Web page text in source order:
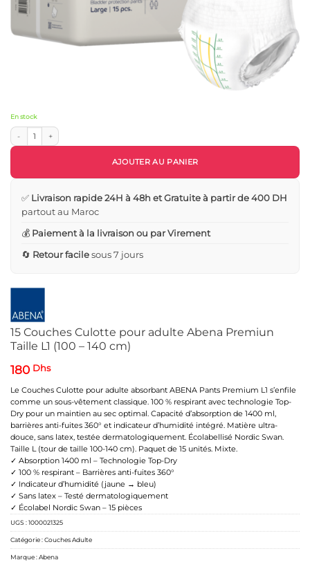
15 Couches Culotte pour adulte Abena Premiun
Taille L1 (100 – 140 cm)
180 Dhs
Le Couches Culotte pour adulte absorbant ABENA Pants Premium L1 s’enfile
comme un sous-vêtement classique. 100 % respirant avec technologie Top-
Dry pour un maintien au sec optimal. Capacité d’absorption de 1400 ml,
barrières anti-fuites 360° et indicateur d’humidité intégré. Matière ultra-
douce, sans latex, testée dermatologiquement. Écolabellisé Nordic Swan.
Taille L (tour de taille 100-140 cm). Paquet de 15 unités. Mixte.
✓ Absorption 1400 ml – Technologie Top-Dry
✓ 100 % respirant – Barrières anti-fuites 360°
✓ Indicateur d’humidité (jaune → bleu)
✓ Sans latex – Testé dermatologiquement
✓ Écolabel Nordic Swan – 15 pièces
En stock
quantité de 15 Couches Culotte pour adulte Abena Premiun Taille L1 (100 - 140 cm)
AJOUTER AU PANIER
✅ Livraison rapide 24H à 48h et Gratuite à partir de 400 DH
partout au Maroc
💰 Paiement à la livraison ou par Virement
🔄 Retour facilesous 7 jours
UGS :1000021325
Catégorie :Couches Adulte
Marque :Abena